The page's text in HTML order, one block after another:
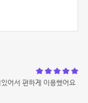
어서 편하게 이용했어요